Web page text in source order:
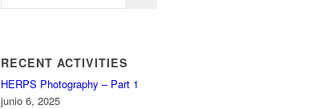
RECENT ACTIVITIES
HERPS Photography – Part 1
junio 6, 2025